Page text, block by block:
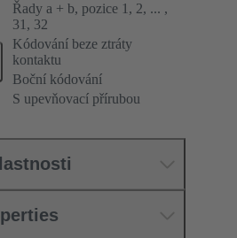
Řady a + b, pozice 1, 2, ... ,
31, 32
Kódování beze ztráty
kontaktu
Boční kódování
S upevňovací přírubou